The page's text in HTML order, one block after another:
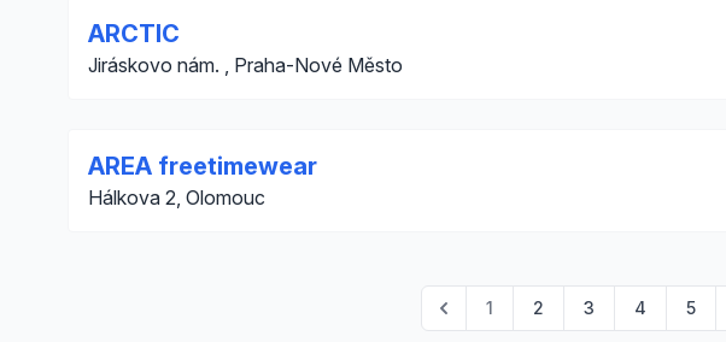
ARCTIC
Jiráskovo nám. , Praha-Nové Město
AREA freetimewear
Hálkova 2, Olomouc
1 2 3 4 5